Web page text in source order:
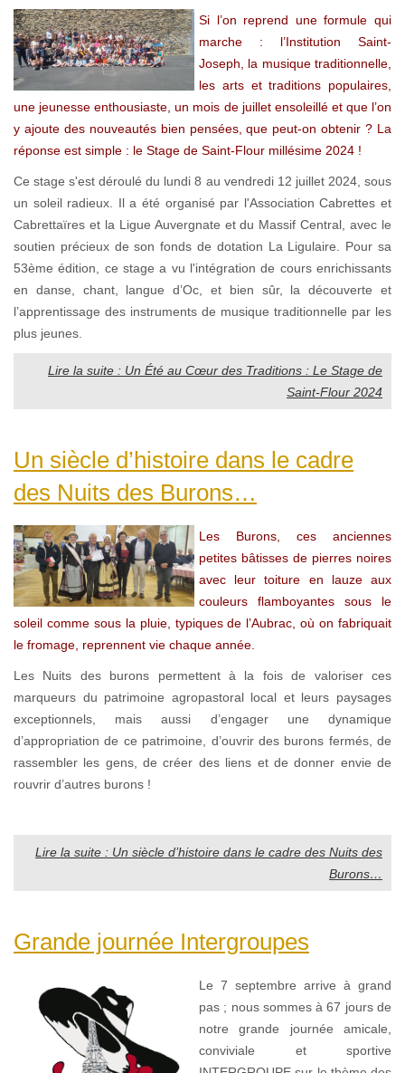
Si l’on reprend une formule qui
marche : l’Institution Saint-
Joseph, la musique traditionnelle,
les arts et traditions populaires,
une jeunesse enthousiaste, un mois de juillet ensoleillé et que l’on
y ajoute des nouveautés bien pensées, que peut-on obtenir ? La
réponse est simple : le Stage de Saint-Flour millésime 2024 !
Ce stage s'est déroulé du lundi 8 au vendredi 12 juillet 2024, sous
un soleil radieux. Il a été organisé par l'Association Cabrettes et
Cabrettaïres et la Ligue Auvergnate et du Massif Central, avec le
soutien précieux de son fonds de dotation La Ligulaire. Pour sa
53ème édition, ce stage a vu l'intégration de cours enrichissants
en danse, chant, langue d’Oc, et bien sûr, la découverte et
l’apprentissage des instruments de musique traditionnelle par les
plus jeunes.
Lire la suite : Un Été au Cœur des Traditions : Le Stage de
Saint-Flour 2024
Un siècle d’histoire dans le cadre
des Nuits des Burons…
Les Burons, ces anciennes
petites bâtisses de pierres noires
avec leur toiture en lauze aux
couleurs flamboyantes sous le
soleil comme sous la pluie, typiques de l’Aubrac, où on fabriquait
le fromage, reprennent vie chaque année.
Les Nuits des burons permettent à la fois de valoriser ces
marqueurs du patrimoine agropastoral local et leurs paysages
exceptionnels, mais aussi d’engager une dynamique
d’appropriation de ce patrimoine, d’ouvrir des burons fermés, de
rassembler les gens, de créer des liens et de donner envie de
rouvrir d’autres burons !
Lire la suite : Un siècle d’histoire dans le cadre des Nuits des
Burons…
Grande journée Intergroupes
Le 7 septembre arrive à grand
pas ; nous sommes à 67 jours de
notre grande journée amicale,
conviviale et sportive